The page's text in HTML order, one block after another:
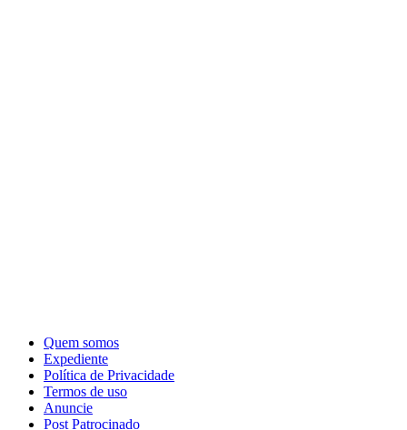
Quem somos
Expediente
Política de Privacidade
Termos de uso
Anuncie
Post Patrocinado